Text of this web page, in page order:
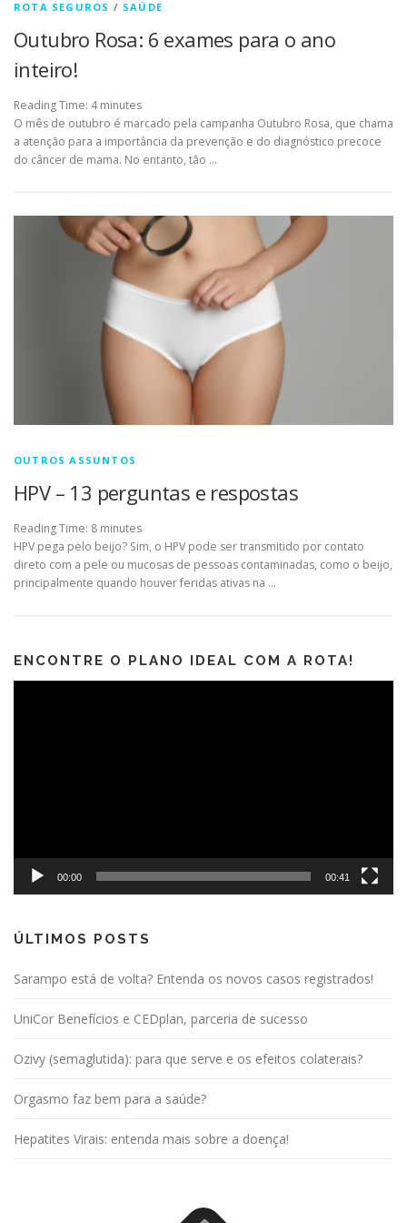
ROTA SEGUROS / SAÚDE
Outubro Rosa: 6 exames para o ano
inteiro!
Reading Time: 4 minutes
O mês de outubro é marcado pela campanha Outubro Rosa, que chama
a atenção para a importância da prevenção e do diagnóstico precoce
do câncer de mama. No entanto, tão …
OUTROS ASSUNTOS
HPV – 13 perguntas e respostas
Reading Time: 8 minutes
HPV pega pelo beijo? Sim, o HPV pode ser transmitido por contato
direto com a pele ou mucosas de pessoas contaminadas, como o beijo,
principalmente quando houver feridas ativas na …
ENCONTRE O PLANO IDEAL COM A ROTA!
00:00 00:41
ÚLTIMOS POSTS
Sarampo está de volta? Entenda os novos casos registrados!
UniCor Benefícios e CEDplan, parceria de sucesso
Ozivy (semaglutida): para que serve e os efeitos colaterais?
Orgasmo faz bem para a saúde?
Hepatites Virais: entenda mais sobre a doença!